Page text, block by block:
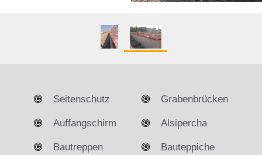
Seitenschutz
Auffangschirm
Bautreppen
Grabenbrücken
Alsipercha
Bauteppiche